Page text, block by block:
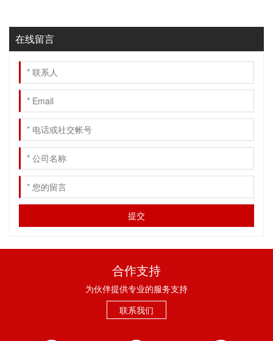
在线留言
合作支持
为伙伴提供专业的服务支持
联系我们